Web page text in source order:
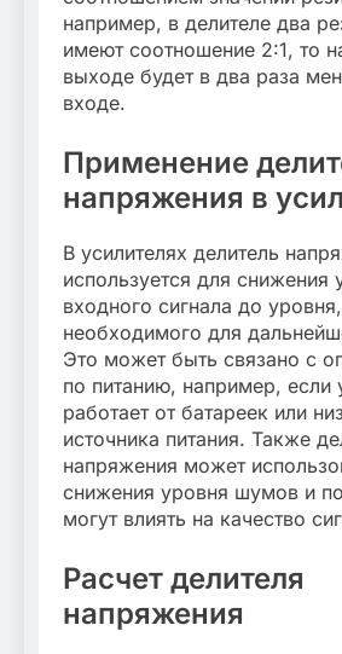
например, в делителе два
имеют соотношение 2:1, то
выходе будет в два раза
входе.
Применение
напряжения в
В усилителях делитель
используется для снижения
входного сигнала до уровня,
необходимого для
Это может быть связано с
по питанию, например, если
работает от батареек или
источника питания. Также
напряжения может
снижения уровня шумов и
могут влиять на качество
Расчет делителя
напряжения